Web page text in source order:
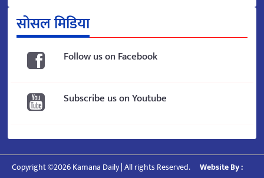
सोसल मिडिया
Follow us on Facebook
Subscribe us on Youtube
Copyright ©2026 Kamana Daily | All rights Reserved. Website By :